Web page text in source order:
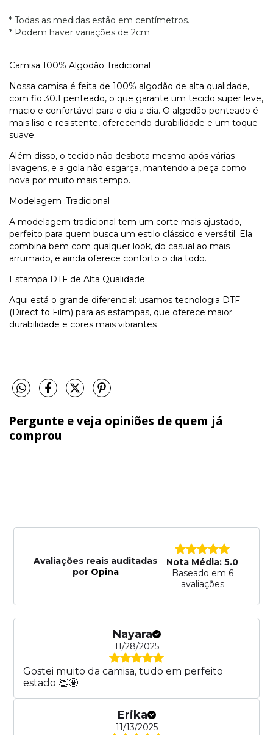
* Todas as medidas estão em centímetros.
* Podem haver variações de 2cm
Camisa 100% Algodão Tradicional
Nossa camisa é feita de 100% algodão de alta qualidade,
com fio 30.1 penteado, o que garante um tecido super leve,
macio e confortável para o dia a dia. O algodão penteado é
mais liso e resistente, oferecendo durabilidade e um toque
suave.
Além disso, o tecido não desbota mesmo após várias
lavagens, e a gola não esgarça, mantendo a peça como
nova por muito mais tempo.
Modelagem :Tradicional
A modelagem tradicional tem um corte mais ajustado,
perfeito para quem busca um estilo clássico e versátil. Ela
combina bem com qualquer look, do casual ao mais
arrumado, e ainda oferece conforto o dia todo.
Estampa DTF de Alta Qualidade:
Aqui está o grande diferencial: usamos tecnologia DTF
(Direct to Film) para as estampas, que oferece maior
durabilidade e cores mais vibrantes
Pergunte e veja opiniões de quem já
comprou
Avaliações reais auditadas
por Opina
Nota Média: 5.0
Baseado em 6
avaliações
Nayara
11/28/2025
Gostei muito da camisa, tudo em perfeito
estado 👏🤩
Erika
11/13/2025